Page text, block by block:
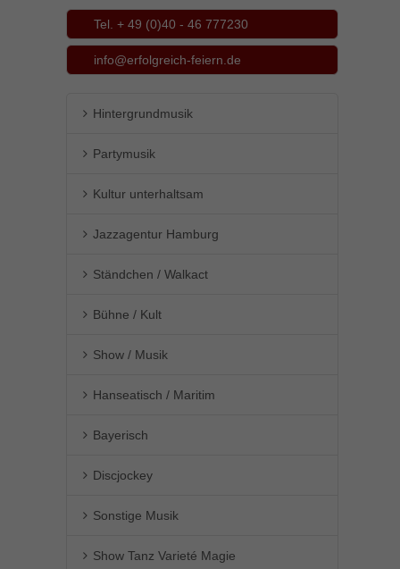
Tel. + 49 (0)40 - 46 777230
info@erfolgreich-feiern.de
Hintergrundmusik
Partymusik
Kultur unterhaltsam
Jazzagentur Hamburg
Ständchen / Walkact
Bühne / Kult
Show / Musik
Hanseatisch / Maritim
Bayerisch
Discjockey
Sonstige Musik
Show Tanz Varieté Magie